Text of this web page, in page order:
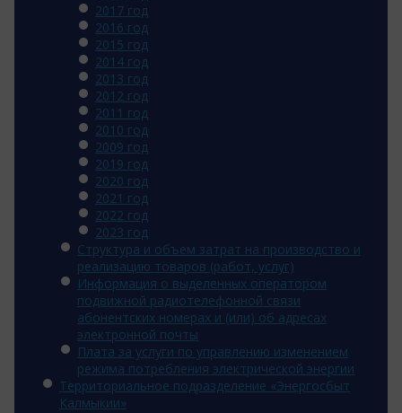
2017 год
2016 год
2015 год
2014 год
2013 год
2012 год
2011 год
2010 год
2009 год
2019 год
2020 год
2021 год
2022 год
2023 год
Структура и объем затрат на производство и
реализацию товаров (работ, услуг)
Информация о выделенных оператором
подвижной радиотелефонной связи
абонентских номерах и (или) об адресах
электронной почты
Плата за услуги по управлению изменением
режима потребления электрической энергии
Территориальное подразделение «Энергосбыт
Калмыкии»